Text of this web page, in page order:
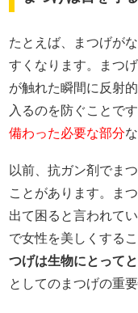
たとえば、まつげが
すくなります。まつ
が触れた瞬間に反射
入るのを防ぐことです
備わった必要な部分
以前、抗ガン剤でま
ことがあります。ま
出て困ると言われて
で女性を美しくする
つげは生物にとって
としてのまつげの重